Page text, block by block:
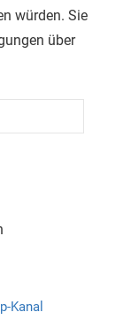
würden. Sie
über
Kanal